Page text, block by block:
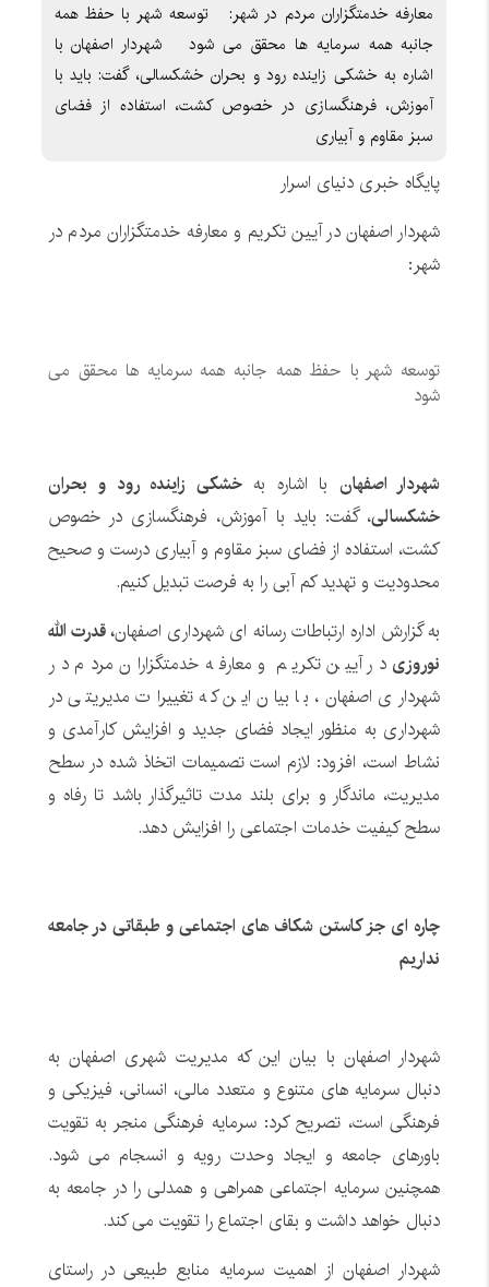
معارفه خدمتگزاران مردم در شهر: توسعه شهر با حفظ همه
جانبه همه سرمایه ها محقق می شود شهردار اصفهان با
اشاره به خشکی زاینده رود و بحران خشکسالی، گفت: باید با
آموزش، فرهنگسازی در خصوص کشت، استفاده از فضای
سبز مقاوم و آبیاری
پایگاه خبری دنیای اسرار
شهردار اصفهان در آیین تکریم و معارفه خدمتگزاران مردم در
شهر:
توسعه شهر با حفظ همه جانبه همه سرمایه ها محقق می
شود
شهردار اصفهانبا اشاره به خشکی زاینده رود و بحران
خشکسالی، گفت: باید با آموزش، فرهنگسازی در خصوص
کشت، استفاده از فضای سبز مقاوم و آبیاری درست و صحیح
محدودیت و تهدید کم آبی را به فرصت تبدیل کنیم.
به گزارش اداره ارتباطات رسانه ای شهرداری اصفهان، قدرت الله
نوروزی در آیین تکریم و معارفه خدمتگزاران مردم در
شهرداری اصفهان، با بیان این که تغییرات مدیریتی در
شهرداری به منظور ایجاد فضای جدید و افزایش کارآمدی و
نشاط است، افزود: لازم است تصمیمات اتخاذ شده در سطح
مدیریت، ماندگار و برای بلند مدت تاثیرگذار باشد تا رفاه و
سطح کیفیت خدمات اجتماعی را افزایش دهد.
چاره ای جز کاستن شکاف های اجتماعی و طبقاتی در جامعه
نداریم
شهردار اصفهان با بیان این که مدیریت شهری اصفهان به
دنبال سرمایه های متنوع و متعدد مالی، انسانی، فیزیکی و
فرهنگی است، تصریح کرد: سرمایه فرهنگی منجر به تقویت
باورهای جامعه و ایجاد وحدت رویه و انسجام می شود.
همچنین سرمایه اجتماعی همراهی و همدلی را در جامعه به
دنبال خواهد داشت و بقای اجتماع را تقویت می کند.
شهردار اصفهان از اهمیت سرمایه منابع طبیعی در راستای